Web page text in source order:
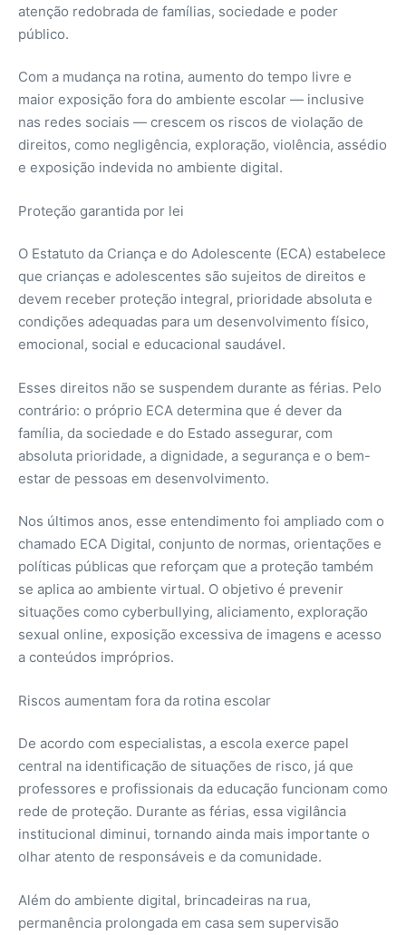
atenção redobrada de famílias, sociedade e poder
público.
Com a mudança na rotina, aumento do tempo livre e
maior exposição fora do ambiente escolar — inclusive
nas redes sociais — crescem os riscos de violação de
direitos, como negligência, exploração, violência, assédio
e exposição indevida no ambiente digital.
Proteção garantida por lei
O Estatuto da Criança e do Adolescente (ECA) estabelece
que crianças e adolescentes são sujeitos de direitos e
devem receber proteção integral, prioridade absoluta e
condições adequadas para um desenvolvimento físico,
emocional, social e educacional saudável.
Esses direitos não se suspendem durante as férias. Pelo
contrário: o próprio ECA determina que é dever da
família, da sociedade e do Estado assegurar, com
absoluta prioridade, a dignidade, a segurança e o bem-
estar de pessoas em desenvolvimento.
Nos últimos anos, esse entendimento foi ampliado com o
chamado ECA Digital, conjunto de normas, orientações e
políticas públicas que reforçam que a proteção também
se aplica ao ambiente virtual. O objetivo é prevenir
situações como cyberbullying, aliciamento, exploração
sexual online, exposição excessiva de imagens e acesso
a conteúdos impróprios.
Riscos aumentam fora da rotina escolar
De acordo com especialistas, a escola exerce papel
central na identificação de situações de risco, já que
professores e profissionais da educação funcionam como
rede de proteção. Durante as férias, essa vigilância
institucional diminui, tornando ainda mais importante o
olhar atento de responsáveis e da comunidade.
Além do ambiente digital, brincadeiras na rua,
permanência prolongada em casa sem supervisão